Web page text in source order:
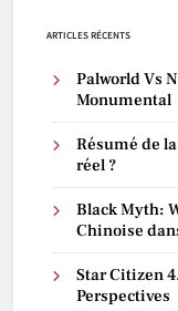
ARTICLES RÉCENTS
Palworld Vs
Monumental
Résumé de
réel ?
Black Myth:
Chinoise
Star Citizen
Perspectives